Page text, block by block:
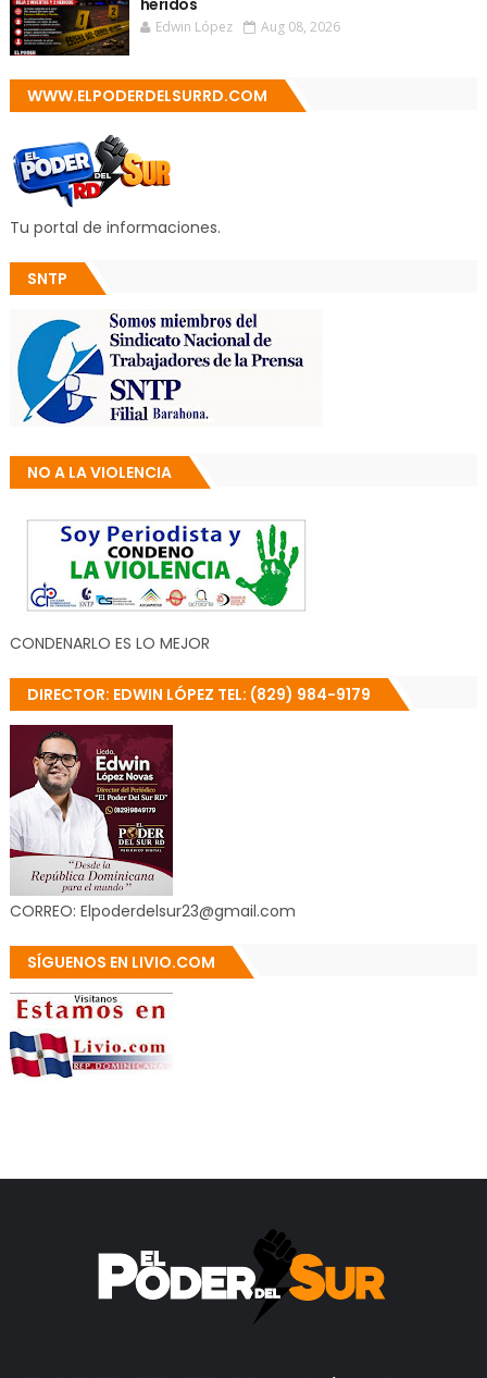
heridos
Edwin López Aug 08, 2026
WWW.ELPODERDELSURRD.COM
Tu portal de informaciones.
SNTP
NO A LA VIOLENCIA
CONDENARLO ES LO MEJOR
DIRECTOR: EDWIN LÓPEZ TEL: (829) 984-9179
CORREO: Elpoderdelsur23@gmail.com
SÍGUENOS EN LIVIO.COM